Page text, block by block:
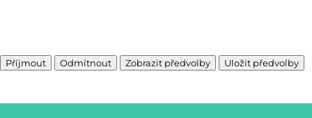
Příjmout Odmítnout Zobrazit předvolby Uložit předvolby